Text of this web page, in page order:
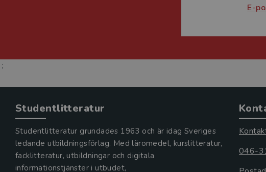
E-
;
Studentlitteratur
Studentlitteratur grundades 1963 och är idag Sveriges
ledande utbildningsförlag. Med läromedel, kurslitteratur,
facklitteratur, utbildningar och digitala
informationstjänster i utbudet,
046-